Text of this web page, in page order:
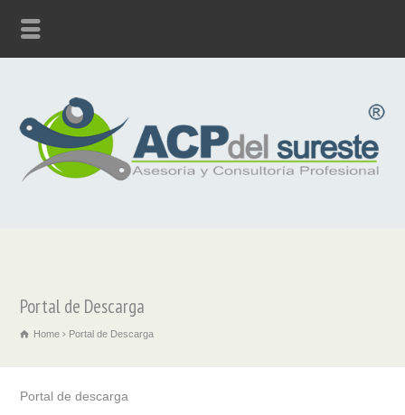
Portal de Descarga
Home Portal de Descarga
Portal de descarga